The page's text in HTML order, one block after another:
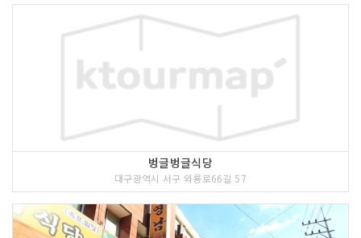
벙글벙글식당
대구광역시 서구 와룡로66길 57